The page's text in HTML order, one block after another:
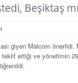
Beşiktaş
giyen Malcom önerildi.
teklif ettiği ve yönetimin